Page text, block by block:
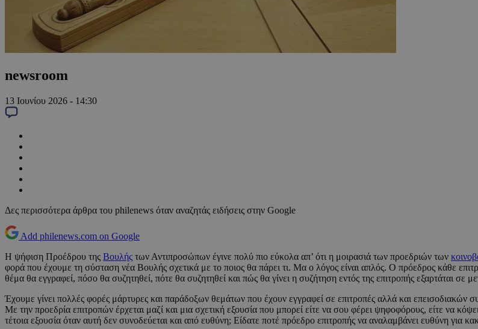
newsroom
13 Ιουνίου 2026 - 14:30
Δες περισσότερα άρθρα του philenews όταν αναζητάς ειδήσεις στην Google
Add philenews.com on Google
Η ψήφιση Προέδρου της Βουλής των Αντιπροσώπων έγινε πολύ πιο εύκολα απ’ ότι η μοιρασιά των προεδριών των
φορά που έχουμε τη σύσταση νέα Βουλής σχετικά με το ποιος θα πάρει τι. Μα ο λόγος είναι απλός. Ο πρόεδρος κάθε
θέμα θα εγγραφεί, πόσο θα συζητηθεί, πότε θα συζητηθεί και πώς θα γίνει η συζήτηση εντός της επιτροπής εξαρτάται σε
Έχουμε γίνει πολλές φορές μάρτυρες και παράδοξων θεμάτων που έχουν εγγραφεί σε επιτροπές αλλά και επεισοδιακών
Με την προεδρία επιτροπών έρχεται μαζί και μια σχετική εξουσία που μπορεί είτε να σου φέρει ψηφοφόρους, είτε να
τέτοια εξουσία όταν αυτή δεν συνοδεύεται και από ευθύνη; Είδατε ποτέ πρόεδρο επιτροπής να αναλαμβάνει ευθύνη για